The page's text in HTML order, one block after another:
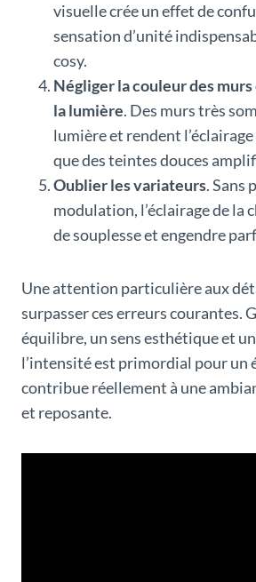
visuelle crée un effet de
sensation d’unité
cosy.
Négliger la couleur des
la lumière. Des murs très
lumière et rendent
que des teintes douces
Oublier les variateurs. Sans
modulation, l’éclairage de la
de souplesse et engendre
Une attention particulière aux
surpasser ces erreurs courantes.
équilibre, un sens esthétique et
l’intensité est primordial pour un
contribue réellement à une
et reposante.